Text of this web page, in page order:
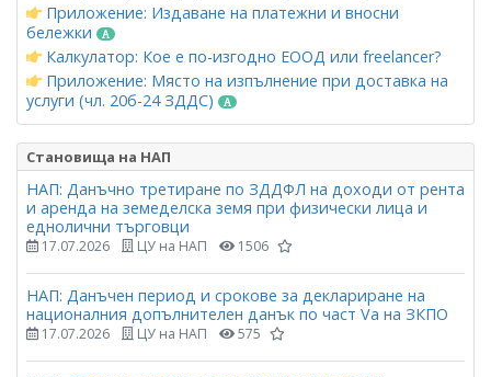
Приложение: Издаване на платежни и вносни
бележки
Калкулатор: Кое е по-изгодно ЕООД или freelancer?
Приложение: Място на изпълнение при доставка на
услуги (чл. 20б-24 ЗДДС)
Становища на НАП
НАП: Данъчно третиране по ЗДДФЛ на доходи от рента
и аренда на земеделска земя при физически лица и
еднолични търговци
17.07.2026 ЦУ на НАП 1506
НАП: Данъчен период и срокове за деклариране на
националния допълнителен данък по част Vа на ЗКПО
17.07.2026 ЦУ на НАП 575